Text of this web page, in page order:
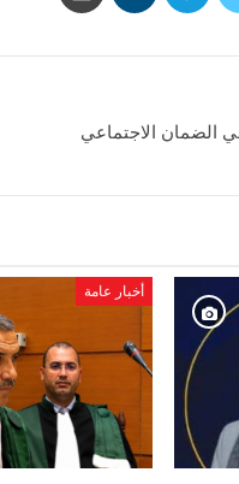
في الضمان الاجتماعي
أخبار عامة